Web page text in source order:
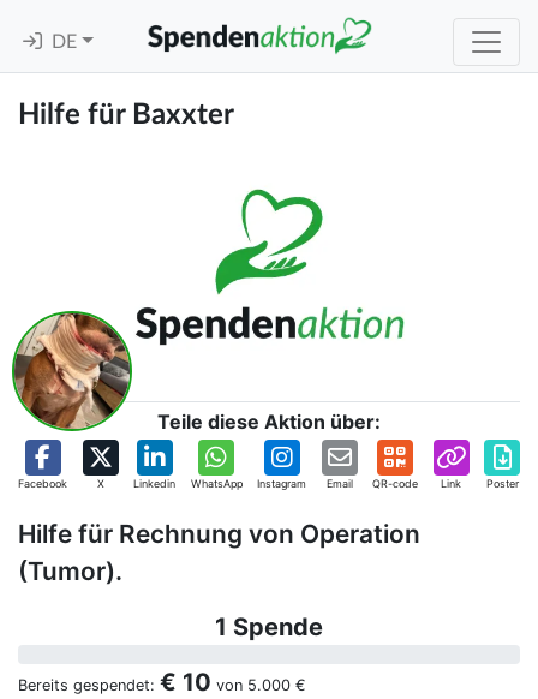
DE
Hilfe für Baxxter
Teile diese Aktion über:
Facebook X Linkedin WhatsApp Instagram Email QR-code Link Poster
Hilfe für Rechnung von Operation
(Tumor).
1 Spende
Bereits gespendet: € 10 von 5.000 €